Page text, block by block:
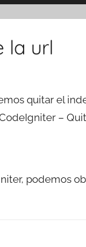
la url
quitar el
–
podemos